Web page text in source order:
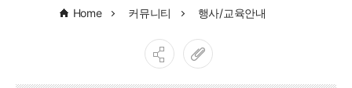
Home 커뮤니티 행사/교육안내